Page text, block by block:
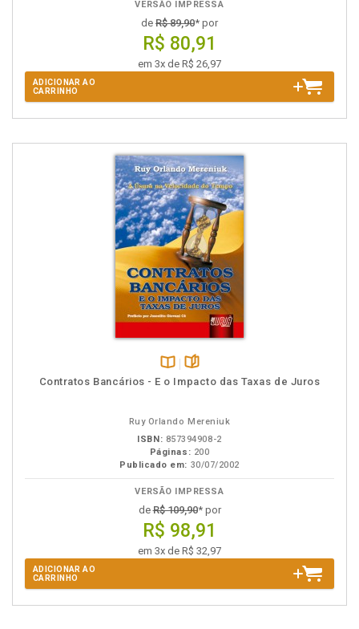
VERSÃO IMPRESSA
de R$ 89,90* por
R$ 80,91
em 3x de R$ 26,97
ADICIONAR AO
CARRINHO
Disponível
páginas
Contratos Bancários - E o Impacto das Taxas de Juros
Ruy Orlando Mereniuk
ISBN: 857394908-2
Páginas: 200
Publicado em: 30/07/2002
VERSÃO IMPRESSA
deR$ 109,90* por
R$ 98,91
em 3x de R$ 32,97
ADICIONAR AO
CARRINHO